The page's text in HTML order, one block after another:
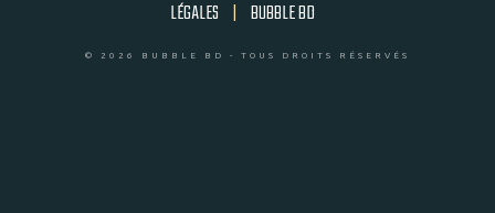
LÉGALES | BUBBLE BD
© 2026 BUBBLE BD - TOUS DROITS RÉSERVÉS